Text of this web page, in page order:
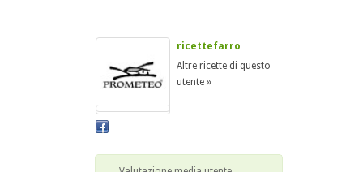
ricettefarro
Altre ricette di questo
utente »